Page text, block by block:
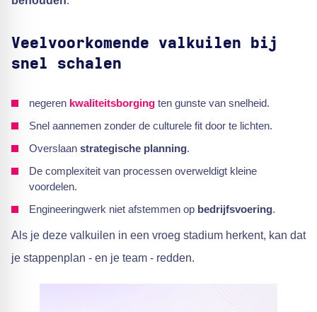
Veelvoorkomende valkuilen bij
snel schalen
negeren kwaliteitsborging ten gunste van snelheid.
Snel aannemen zonder de culturele fit door te lichten.
Overslaan strategische planning.
De complexiteit van processen overweldigt kleine
voordelen.
Engineeringwerk niet afstemmen op bedrijfsvoering.
Als je deze valkuilen in een vroeg stadium herkent, kan dat
je stappenplan - en je team - redden.